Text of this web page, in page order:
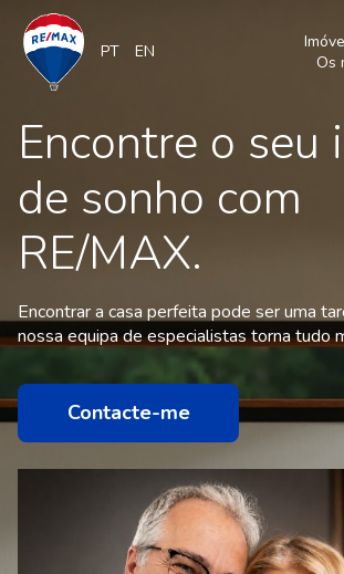
PT EN
Os
Encontre o seu
de sonho com
RE/MAX.
Encontrar a casa perfeita pode ser uma
nossa equipa de especialistas torna tudo
Contacte-me